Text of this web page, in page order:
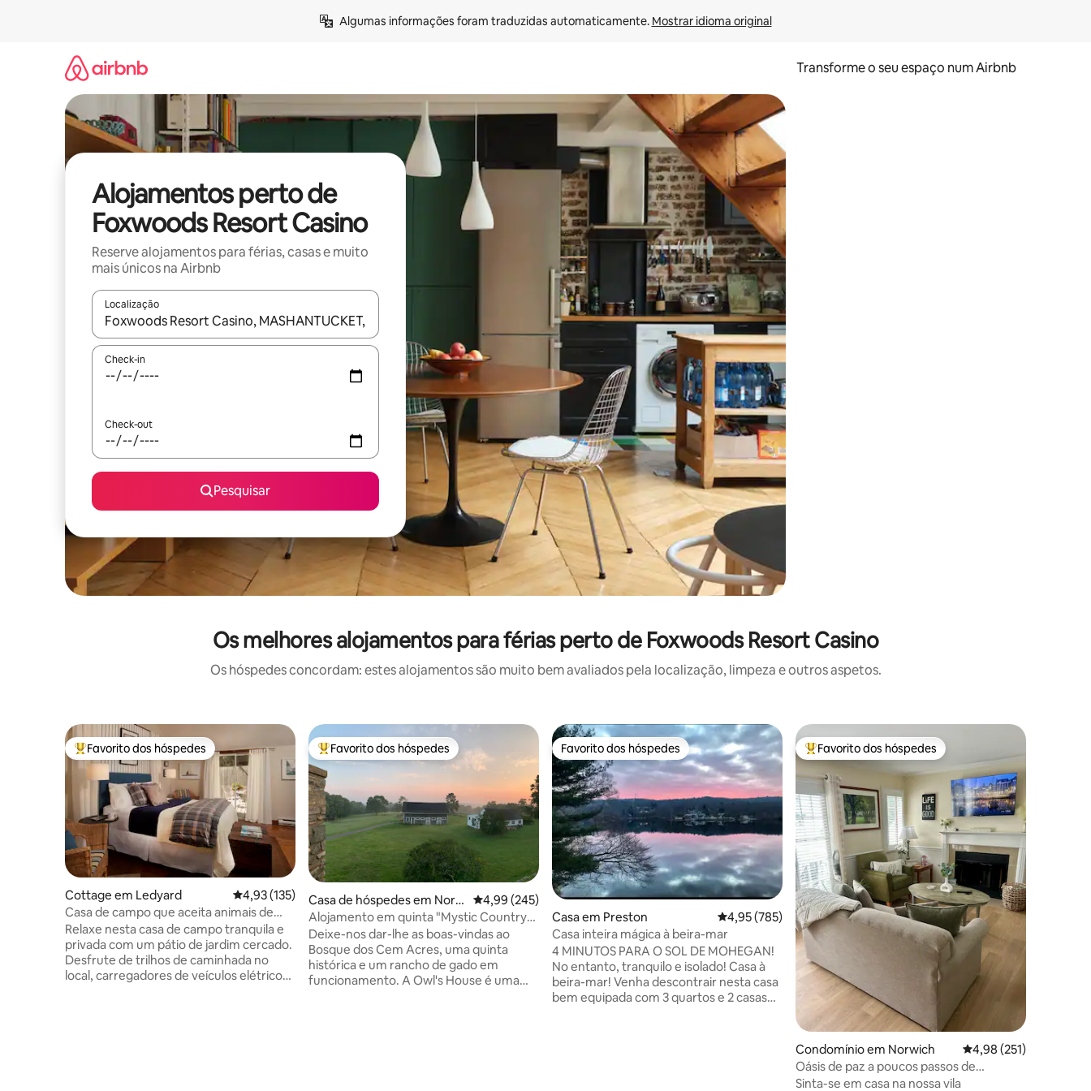
Algumas informações foram traduzidas automaticamente. Mostrar idioma original
Transforme o seu espaço num Airbnb
Alojamentos perto de
Foxwoods Resort Casino
Reserve alojamentos para férias, casas e muito
mais únicos na Airbnb
Localização
Quando os resultados estiverem disponíveis, navegue com as teclas de seta para cima e para baixo ou explore com gestos de toque ou deslize.
Check-in
Check-out
Pesquisar
Os melhores alojamentos para férias perto de Foxwoods Resort Casino
Os hóspedes concordam: estes alojamentos são muito bem avaliados pela localização, limpeza e outros aspetos.
Favoritos dos hóspedes mais apreciados
Favorito dos hóspedes
Cottage em Ledyard Classificação média de 4,93 em 5 estrelas, 135avaliações
4,93 (135)
Casa de campo que aceita animais de
estimação com trilhas em Mystic, CT
Relaxe nesta casa de campo tranquila e
privada com um pátio de jardim cercado.
Desfrute de trilhos de caminhada no
local, carregadores de veículos elétricos,
Favoritos dos hóspedes mais apreciados
Favorito dos hóspedes
Casa de hóspedes em Nort
h Stonington
Classificação média de 4,99 em 5 estrelas, 245avaliações
4,99 (245)
Alojamento em quinta "Mystic Country"
em 100 Acre Wood
Deixe-nos dar-lhe as boas-vindas ao
Bosque dos Cem Acres, uma quinta
histórica e um rancho de gado em
funcionamento. A Owl's House é uma
Favorito dos hóspedes
Favorito dos hóspedes
Casa em Preston Classificação média de 4,95 em 5 estrelas, 785avaliações
4,95 (785)
Casa inteira mágica à beira-mar
4 MINUTOS PARA O SOL DE MOHEGAN!
No entanto, tranquilo e isolado! Casa à
beira-mar! Venha descontrair nesta casa
bem equipada com 3 quartos e 2 casas
Favoritos dos hóspedes mais apreciados
Favorito dos hóspedes
Condomínio em Norwich Classificação média
4,98 (251)
Oásis de paz a poucos passos de
Mohegan Sun
Sinta-se em casa na nossa vila